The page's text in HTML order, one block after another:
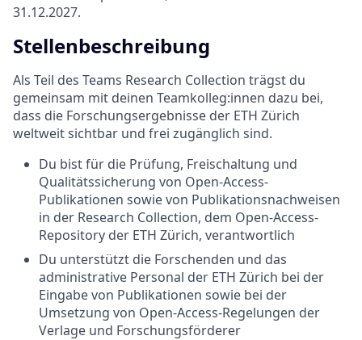
31.12.2027.
Stellenbeschreibung
Als Teil des Teams Research Collection trägst du
gemeinsam mit deinen Teamkolleg:innen dazu bei,
dass die Forschungsergebnisse der ETH Zürich
weltweit sichtbar und frei zugänglich sind.
Du bist für die Prüfung, Freischaltung und
Qualitätssicherung von Open-Access-
Publikationen sowie von Publikationsnachweisen
in der Research Collection, dem Open-Access-
Repository der ETH Zürich, verantwortlich
Du unterstützt die Forschenden und das
administrative Personal der ETH Zürich bei der
Eingabe von Publikationen sowie bei der
Umsetzung von Open-Access-Regelungen der
Verlage und Forschungsförderer